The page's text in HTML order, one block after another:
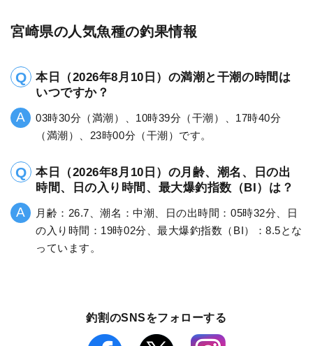
宮崎県の人気魚種の釣果情報
本日（2026年8月10日）の満潮と干潮の時間は
いつですか？
03時30分（満潮）、10時39分（干潮）、17時40分
（満潮）、23時00分（干潮）です。
本日（2026年8月10日）の月齢、潮名、日の出
時間、日の入り時間、最大爆釣指数（BI）は？
月齢：26.7、潮名：中潮、日の出時間：05時32分、日
の入り時間：19時02分、最大爆釣指数（BI）：8.5とな
っています。
釣割のSNSをフォローする